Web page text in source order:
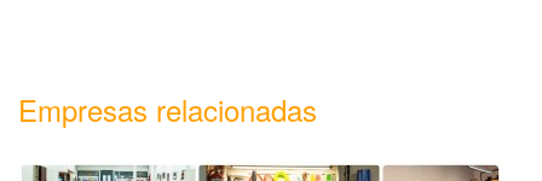
Empresas relacionadas